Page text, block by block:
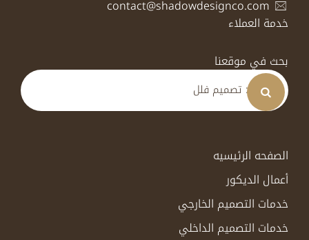
خدمة العملاء
بحث في موقعنا
الصفحه الرئيسيه
أعمال الديكور
خدمات التصميم الخارجي
خدمات التصميم الداخلي